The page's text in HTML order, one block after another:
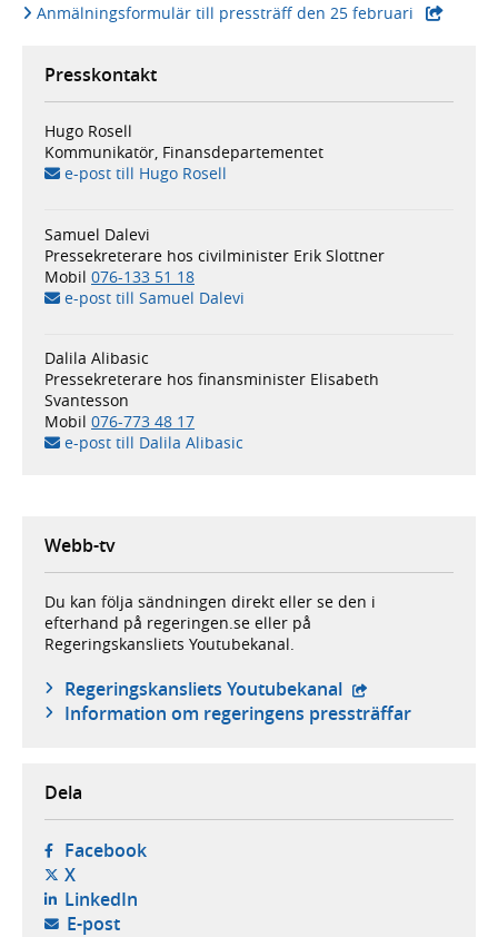
Anmälningsformulär till pressträff den 25 februari- extern
Presskontakt
Hugo Rosell
Kommunikatör, Finansdepartementet
e-post till Hugo Rosell
Samuel Dalevi
Pressekreterare hos civilminister Erik Slottner
Mobil 076-133 51 18
e-post till Samuel Dalevi
Dalila Alibasic
Pressekreterare hos finansminister Elisabeth
Svantesson
Mobil 076-773 48 17
e-post till Dalila Alibasic
Webb-tv
Du kan följa sändningen direkt eller se den i
efterhand på regeringen.se eller på
Regeringskansliets Youtubekanal.
Regeringskansliets Youtubekanal - extern
Information om regeringens pressträffar
Dela
Facebook- öppnas i ny flik, extern webbplats,
X- öppnas i ny flik, extern webbplats,
LinkedIn- öppnas i ny flik, extern webbplats,
E-post- öppnar din e-postklient,